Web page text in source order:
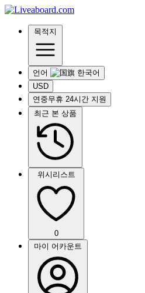
목적지
언어
USD
연중무휴 24시간 지원
최근 본 상품
위시리스트
0
마이 어카운트